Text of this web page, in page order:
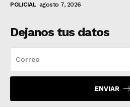
POLICIAL agosto 7, 2026
Dejanos tus datos
ENVIAR